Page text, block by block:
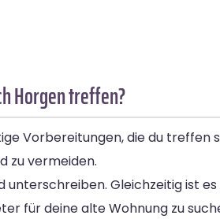
Horgen treffen?
Vorbereitungen, die du treffen
zu vermeiden.
Gleichzeitig ist
für deine alte Wohnung zu